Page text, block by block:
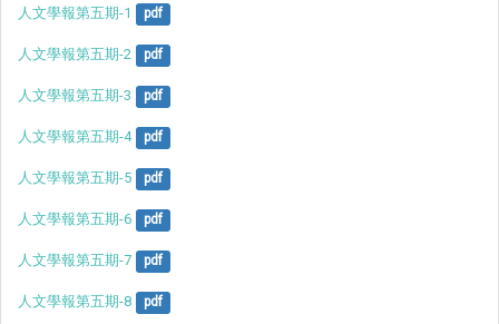
人文學報第五期-1 pdf
人文學報第五期-2 pdf
人文學報第五期-3 pdf
人文學報第五期-4 pdf
人文學報第五期-5 pdf
人文學報第五期-6 pdf
人文學報第五期-7 pdf
人文學報第五期-8 pdf